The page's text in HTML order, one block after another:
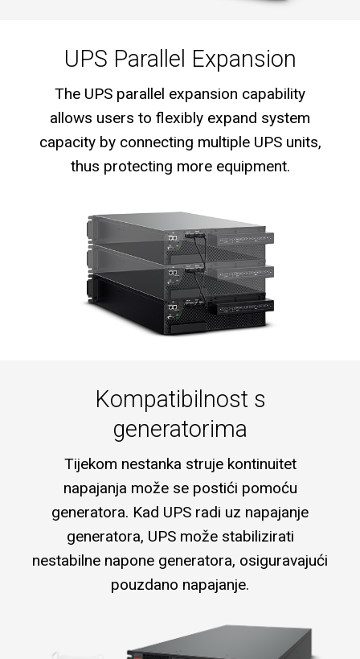
UPS Parallel Expansion
The UPS parallel expansion capability
allows users to flexibly expand system
capacity by connecting multiple UPS units,
thus protecting more equipment.
Kompatibilnost s
generatorima
Tijekom nestanka struje kontinuitet
napajanja može se postići pomoću
generatora. Kad UPS radi uz napajanje
generatora, UPS može stabilizirati
nestabilne napone generatora, osiguravajući
pouzdano napajanje.